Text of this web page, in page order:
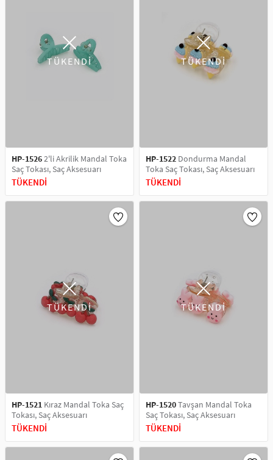
TÜKENDİ
HP-15262'li Akrilik Mandal Toka
Saç Tokası, Saç Aksesuarı
TÜKENDİ
TÜKENDİ
HP-1522 Dondurma Mandal
Toka Saç Tokası, Saç Aksesuarı
TÜKENDİ
TÜKENDİ
HP-1521 Kıraz Mandal Toka Saç
Tokası, Saç Aksesuarı
TÜKENDİ
TÜKENDİ
HP-1520Tavşan Mandal Toka
Saç Tokası, Saç Aksesuarı
TÜKENDİ